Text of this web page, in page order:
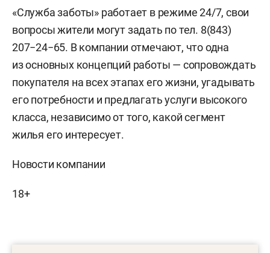
«Служба заботы» работает в режиме 24/7, свои
вопросы жители могут задать по тел. 8(843)
207−24−65. В компании отмечают, что одна
из основных концепций работы — сопровождать
покупателя на всех этапах его жизни, угадывать
его потребности и предлагать услуги высокого
класса, независимо от того, какой сегмент
жилья его интересует.
Новости компании
18+